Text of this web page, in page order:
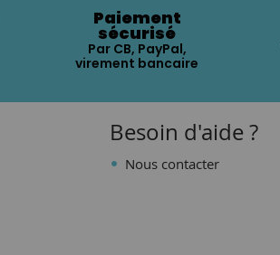
Paiement
sécurisé
Par CB, PayPal,
virement bancaire
Besoin d'aide ?
Nous contacter